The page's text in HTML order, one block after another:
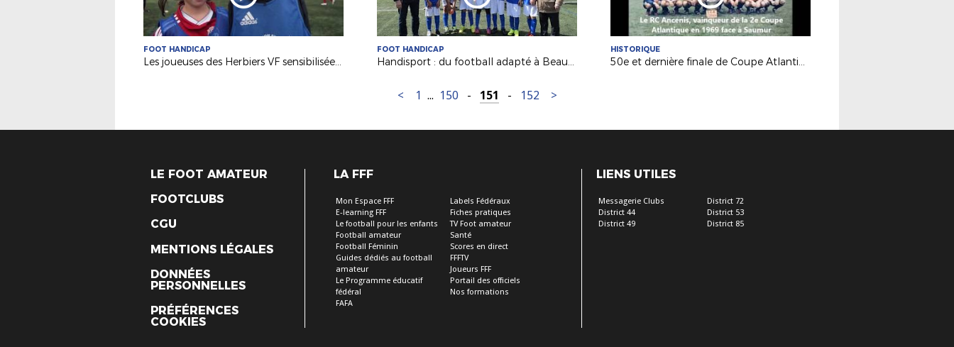
FOOT HANDICAP
Les joueuses des Herbiers VF sensibilisées au football adapté
FOOT HANDICAP
Handisport : du football adapté à Beaucouzé avec la Ligue Sport Adapté Pays de la Loire
HISTORIQUE
50e et dernière finale de Coupe Atlantique Seniors : Souvenirs d'Ancenis en 1969...
< 1 ... 150 - 151 - 152 >
LE FOOT AMATEUR
FOOTCLUBS
CGU
MENTIONS LÉGALES
DONNÉES
PERSONNELLES
PRÉFÉRENCES
COOKIES
LA FFF
Mon Espace FFF
E-learning FFF
Le football pour les enfants
Football amateur
Football Féminin
Guides dédiés au football
amateur
Le Programme éducatif
fédéral
FAFA
Labels Fédéraux
Fiches pratiques
TV Foot amateur
Santé
Scores en direct
FFFTV
Joueurs FFF
Portail des officiels
Nos formations
LIENS UTILES
Messagerie Clubs
District 44
District 49
District 72
District 53
District 85